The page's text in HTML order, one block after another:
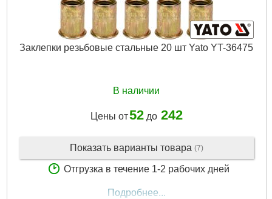
Заклепки резьбовые стальные 20 шт Yato YT-36475
В наличии
Цены от52до 242
Показать варианты товара (7)
Отгрузка в течение 1-2 рабочих дней
Подробнее...